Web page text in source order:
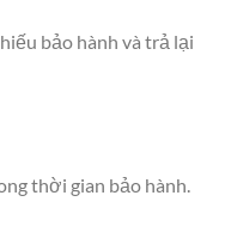
bảo hành và trả lại
thời gian bảo hành.